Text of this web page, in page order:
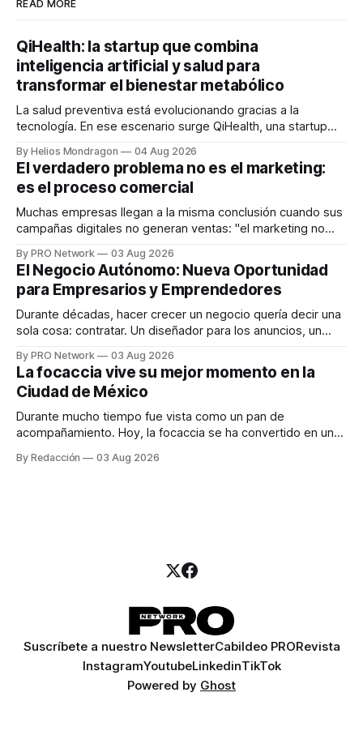
READ MORE
QiHealth: la startup que combina
inteligencia artificial y salud para
transformar el bienestar metabólico
La salud preventiva está evolucionando gracias a la
tecnología. En ese escenario surge QiHealth, una startup
dispositivos inteligentes, inteligencia artificial y monitoreo
en tiempo real para ayudar a las personas a tomar mejores
decisiones sobre su salud metabólica. Su propuesta busca
responder
By Helios Mondragon 04 Aug 2026
El verdadero problema no es el marketing:
es el proceso comercial
Muchas empresas llegan a la misma conclusión cuando sus
campañas digitales no generan ventas: "el marketing no
INTERIUS, el problema suele estar en otro lugar. Durante
una entrevista para el podcast SER PRO, el especialista en
marketing digital explicó que
By PRO Network 03 Aug 2026
El Negocio Autónomo: Nueva Oportunidad
para Empresarios y Emprendedores
Durante décadas, hacer crecer un negocio quería decir una
sola cosa: contratar. Un diseñador para los anuncios, un
para los textos, alguien que supiera de publicidad digital
para encontrar prospectos, un vendedor para atender
llamadas y mensajes, y —con suerte— una persona
By PRO Network 03 Aug 2026
La focaccia vive su mejor momento en la
Ciudad de México
Durante mucho tiempo fue vista como un pan de
acompañamiento. Hoy, la focaccia se ha convertido en uno
artesanal, ingredientes de calidad y experiencias que
By Redacción 03 Aug 2026
Suscríbete a nuestro NewsletterCabildeo PRORevista
InstagramYoutubeLinkedinTikTok
Powered by Ghost